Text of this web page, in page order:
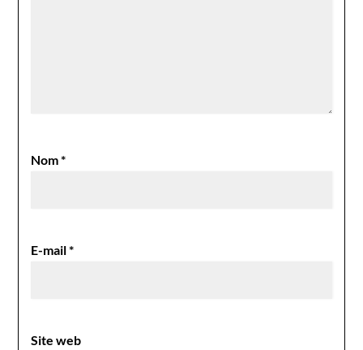
Nom*
E-mail*
Site web